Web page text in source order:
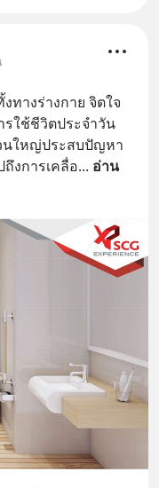
ทางร่างกาย จิตใจ
ใช้ชีวิตประจำวัน
นใหญ่ประสบปัญหา
งการเคลื่อ... อ่าน